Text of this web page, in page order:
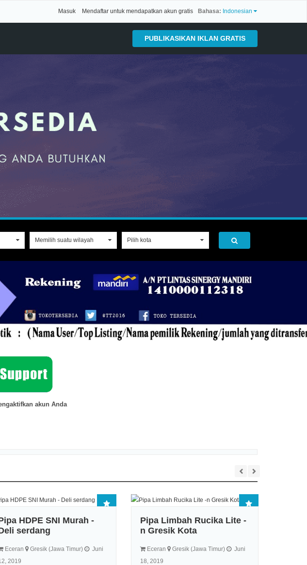
Bahasa: Indonesian
Masuk Mendaftar untuk mendapatkan akun gratis
PUBLIKASIKAN IKLAN GRATIS
Memilih suatu wilayah Pilih kota
akun Anda
HDPE SNI Murah -
serdang
Eceran Gresik (Jawa Timur)
Juni
2019
Pipa Limbah Rucika Lite -
n Gresik Kota
Eceran Gresik (Jawa Timur)
Juni
18, 2019